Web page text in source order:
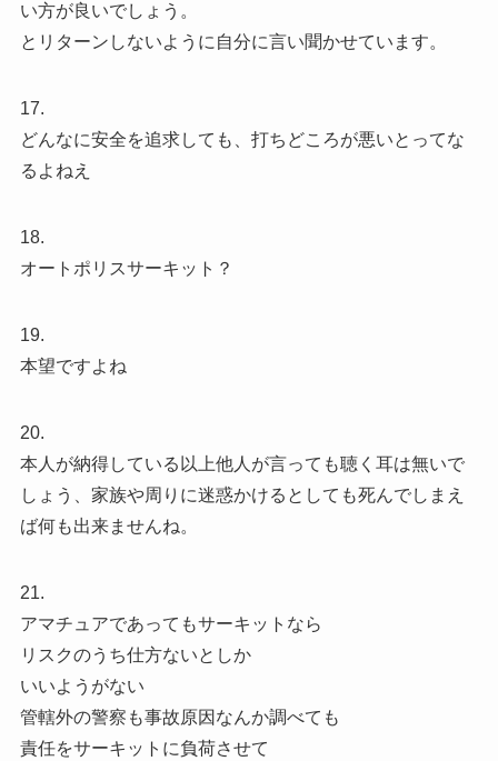
い方が良いでしょう。
とリターンしないように自分に言い聞かせています。
17.
どんなに安全を追求しても、打ちどころが悪いとってな
るよねえ
18.
オートポリスサーキット？
19.
本望ですよね
20.
本人が納得している以上他人が言っても聴く耳は無いで
しょう、家族や周りに迷惑かけるとしても死んでしまえ
ば何も出来ませんね。
21.
アマチュアであってもサーキットなら
リスクのうち仕方ないとしか
いいようがない
管轄外の警察も事故原因なんか調べても
責任をサーキットに負荷させて